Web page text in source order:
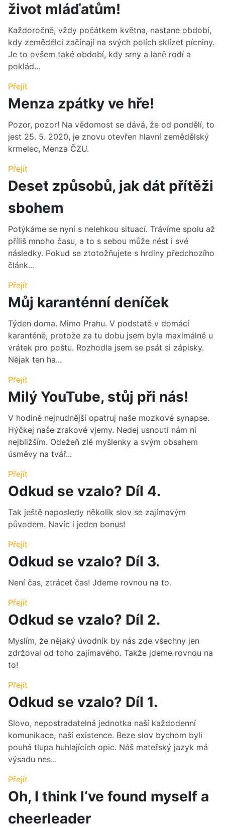
život mláďatům!
Každoročně, vždy počátkem května, nastane období,
kdy zemědělci začínají na svých polích sklízet pícniny.
Je to ovšem také období, kdy srny a laně rodí a
poklád...
Přejít
Menza zpátky ve hře!
Pozor, pozor! Na vědomost se dává, že od pondělí, to
jest 25. 5. 2020, je znovu otevřen hlavní zemědělský
krmelec, Menza ČZU.
Přejít
Deset způsobů, jak dát přítěži
sbohem
Potýkáme se nyní s nelehkou situací. Trávíme spolu až
příliš mnoho času, a to s sebou může nést i své
následky. Pokud se ztotožňujete s hrdiny předchozího
článk...
Přejít
Můj karanténní deníček
Týden doma. Mimo Prahu. V podstatě v domácí
karanténě, protože za tu dobu jsem byla maximálně u
vrátek pro poštu. Rozhodla jsem se psát si zápisky.
Nějak ten ha...
Přejít
Milý YouTube, stůj při nás!
V hodině nejnudnější opatruj naše mozkové synapse.
Hýčkej naše zrakové vjemy. Nedej usnouti nám ni
nejbližším. Odežeň zlé myšlenky a svým obsahem
úsměvy na tvář...
Přejít
Odkud se vzalo? Díl 4.
Tak ještě naposledy několik slov se zajímavým
původem. Navíc i jeden bonus!
Přejít
Odkud se vzalo? Díl 3.
Není čas, ztrácet čas! Jdeme rovnou na to.
Přejít
Odkud se vzalo? Díl 2.
Myslím, že nějaký úvodník by nás zde všechny jen
zdržoval od toho zajímavého. Takže jdeme rovnou na
to!
Přejít
Odkud se vzalo? Díl 1.
Slovo, nepostradatelná jednotka naší každodenní
komunikace, naší existence. Beze slov bychom byli
pouhá tlupa huhlajících opic. Náš mateřský jazyk má
výsadu nes...
Přejít
Oh, I think I‘ve found myself a
cheerleader